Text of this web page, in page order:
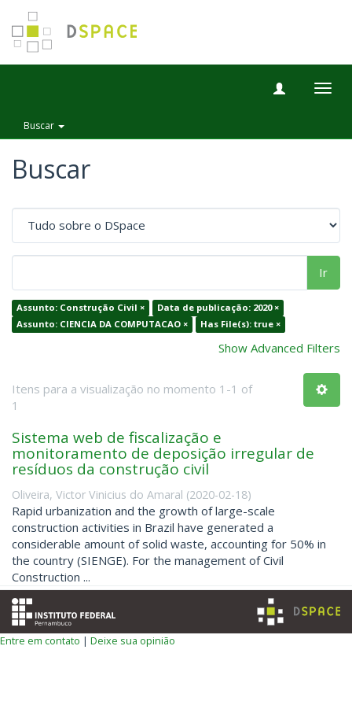
Buscar
Buscar
Ir
Assunto: Construção Civil ×
Data de publicação: 2020 ×
Assunto: CIENCIA DA COMPUTACAO ×
Has File(s): true ×
Show Advanced Filters
Itens para a visualização no momento 1-1 of
1
Sistema web de fiscalização e
monitoramento de deposição irregular de
resíduos da construção civil
Oliveira, Victor Vinicius do Amaral (2020-02-18)
Rapid urbanization and the growth of large-scale
construction activities in Brazil have generated a
considerable amount of solid waste, accounting for 50% in
the country (SIENGE). For the management of Civil
Construction ...
Entre em contato | Deixe sua opinião